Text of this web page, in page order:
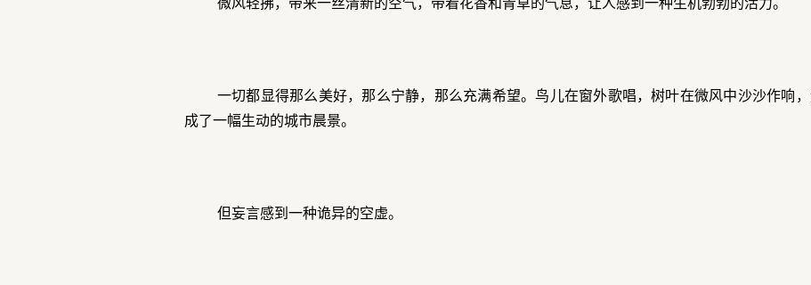
一切都显得那么美好，那么宁静，那么充满希望。鸟儿在窗外歌唱，树叶在微风中沙沙作响
成了一幅生动的城市晨景。
但妄言感到一种诡异的空虚。